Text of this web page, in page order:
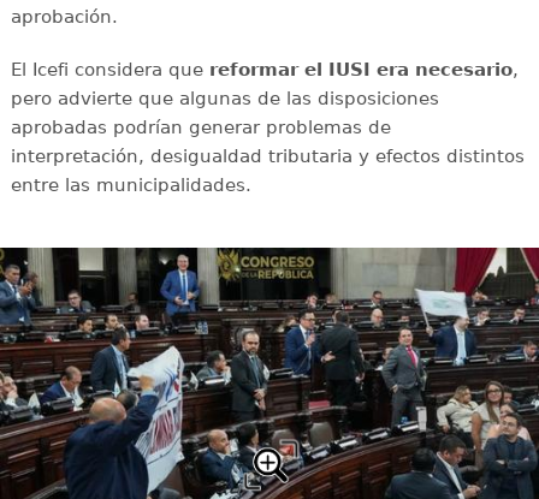
aprobación.
El Icefi considera que reformar el IUSI era necesario,
pero advierte que algunas de las disposiciones
aprobadas podrían generar problemas de
interpretación, desigualdad tributaria y efectos distintos
entre las municipalidades.